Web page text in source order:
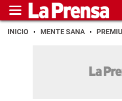
INICIO MENTE SANA